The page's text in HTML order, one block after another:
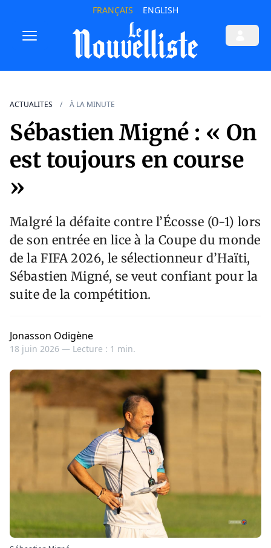
FRANÇAIS ENGLISH
ACTUALITES À LA MINUTE
Sébastien Migné : « On
est toujours en course
»
Malgré la défaite contre l’Écosse (0-1) lors
de son entrée en lice à la Coupe du monde
de la FIFA 2026, le sélectionneur d’Haïti,
Sébastien Migné, se veut confiant pour la
suite de la compétition.
Jonasson Odigène
18 juin 2026 — Lecture : 1 min.